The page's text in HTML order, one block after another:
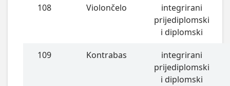
108 Violončelo
integrirani
prijediplomski
i diplomski
109 Kontrabas
integrirani
prijediplomski
i diplomski